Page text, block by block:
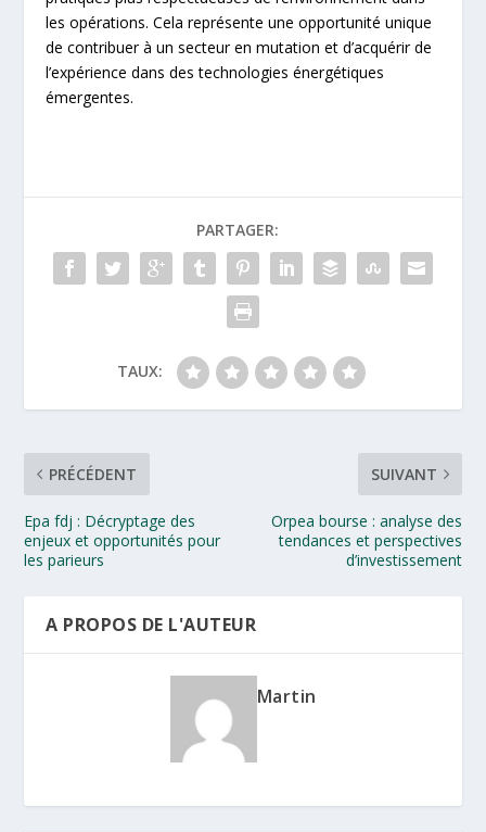
les opérations. Cela représente une opportunité unique
de contribuer à un secteur en mutation et d’acquérir de
l’expérience dans des technologies énergétiques
émergentes.
PARTAGER:
TAUX:
PRÉCÉDENT
Epa fdj : Décryptage des
enjeux et opportunités pour
les parieurs
SUIVANT
Orpea bourse : analyse des
tendances et perspectives
d’investissement
A PROPOS DE L'AUTEUR
Martin